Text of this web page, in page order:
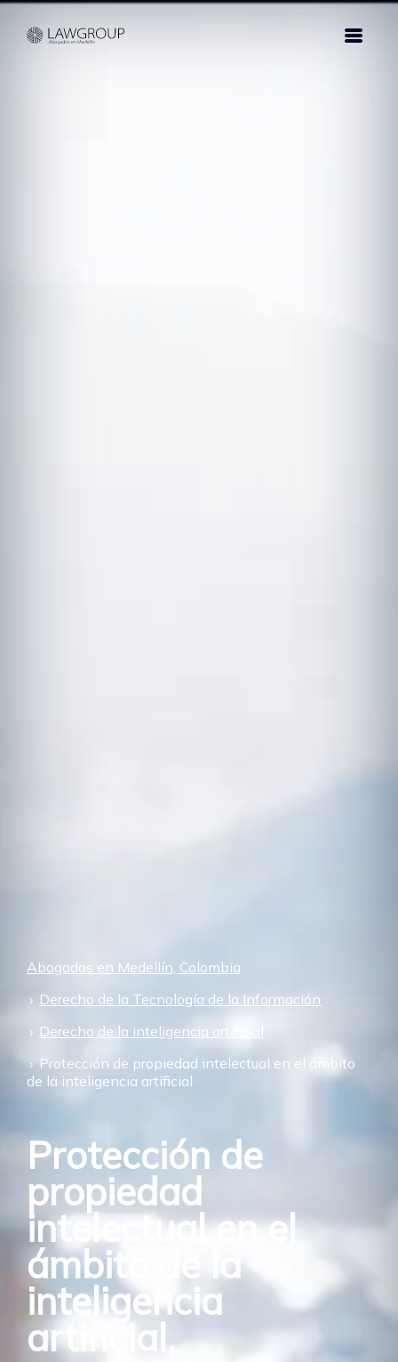
Abogados en Medellín, Colombia
Derecho de la Tecnología de la Información
Derecho de la inteligencia artificial
Protección de propiedad intelectual en el ámbito
de la inteligencia artificial
Protección de
propiedad
intelectual en el
ámbito de la
inteligencia
artificial,